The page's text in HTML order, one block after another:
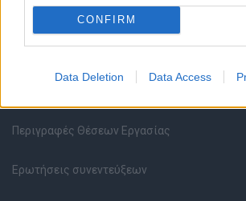
CONFIRM
Data Deletion Data Access
Καταχώρηση Online Βιογραφικού
Συμβουλές Καριέρας
Περιγραφές Θέσεων Εργασίας
Ερωτήσεις συνεντεύξεων